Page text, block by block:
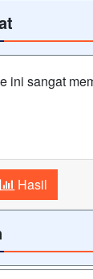
ini sangat
Hasil